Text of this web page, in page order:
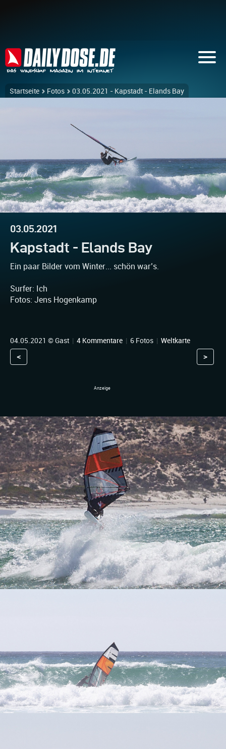
Startseite Fotos 03.05.2021 - Kapstadt - Elands Bay
03.05.2021
Kapstadt - Elands Bay
Ein paar Bilder vom Winter... schön war’s.
Surfer: Ich
Fotos: Jens Hogenkamp
04.05.2021 © Gast | 4 Kommentare | 6 Fotos | Weltkarte
< >